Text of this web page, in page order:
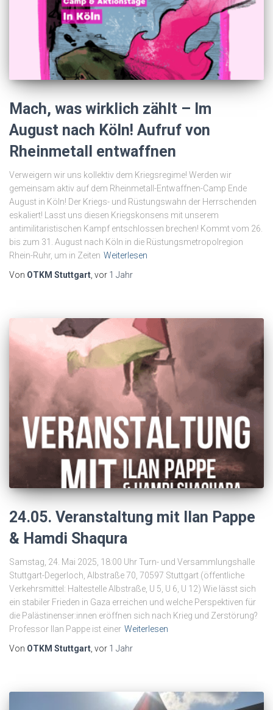
Mach, was wirklich zählt – Im
August nach Köln! Aufruf von
Rheinmetall entwaffnen
Verweigern wir uns kollektiv dem Kriegsregime! Werden wir
gemeinsam aktiv auf dem Rheinmetall-Entwaffnen-Camp Ende
August in Köln! Der Kriegs- und Rüstungswahn der Herrschenden
eskaliert! Lasst uns diesen Kriegskonsens mit unserem
antimilitaristischen Kampf entschlossen brechen! Kommt vom 26.
bis zum 31. August nach Köln in die Rüstungsmetropolregion
Rhein-Ruhr, um in Zeiten Weiterlesen
Von OTKM Stuttgart, vor 1 Jahr
24.05. Veranstaltung mit Ilan Pappe
& Hamdi Shaqura
Samstag, 24. Mai 2025, 18:00 Uhr Turn- und Versammlungshalle
Stuttgart-Degerloch, Albstraße 70, 70597 Stuttgart (öffentliche
Verkehrsmittel: Haltestelle Albstraße, U 5, U 6, U 12) Wie lässt sich
ein stabiler Frieden in Gaza erreichen und welche Perspektiven für
die Palästinenser:innen eröffnen sich nach Krieg und Zerstörung?
Professor Ilan Pappe ist einer Weiterlesen
Von OTKM Stuttgart , vor 1 Jahr